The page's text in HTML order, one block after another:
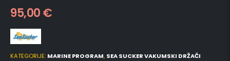
95,00€
KATEGORIJE: MARINE PROGRAM, SEA SUCKER VAKUMSKI DRŽAČI